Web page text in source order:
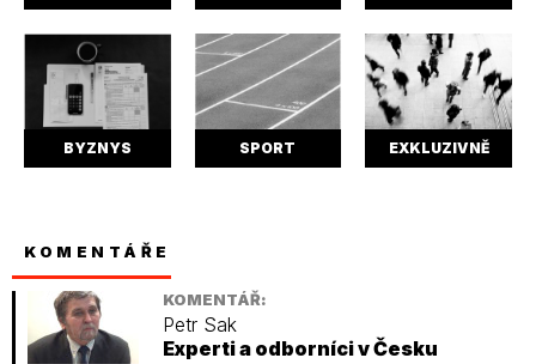
BYZNYS SPORT EXKLUZIVNĚ
KOMENTÁŘE
KOMENTÁŘ:
Petr Sak
Experti a odborníci v Česku